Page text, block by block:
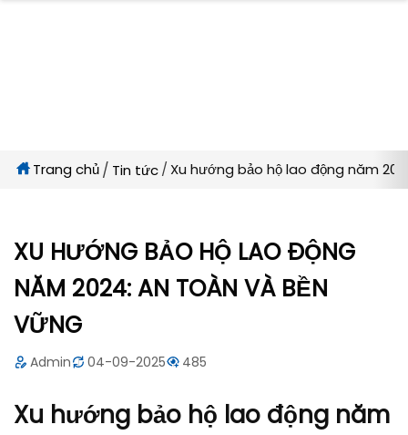
Trang chủ Tin tức Xu hướng bảo hộ lao động năm
XU HƯỚNG BẢO HỘ LAO ĐỘNG
NĂM 2024: AN TOÀN VÀ BỀN
VỮNG
Admin 04-09-2025 485
Xu hướng bảo hộ lao động năm